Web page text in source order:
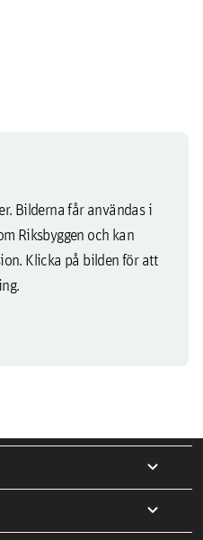
Bilderna får användas i
Riksbyggen och kan
Klicka på bilden för att
expand_more
expand_more